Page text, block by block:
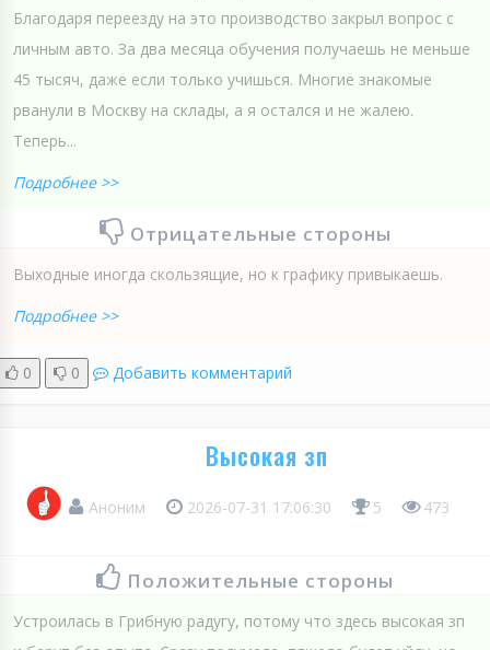
Благодаря переезду на это производство закрыл вопрос с
личным авто. За два месяца обучения получаешь не меньше
45 тысяч, даже если только учишься. Многие знакомые
рванули в Москву на склады, а я остался и не жалею.
Теперь...
Подробнее >>
Отрицательные стороны
Выходные иногда скользящие, но к графику привыкаешь.
Подробнее >>
0 0 Добавить комментарий
Высокая зп
Аноним 2026-07-31 17:06:30 5 473
Положительные стороны
Устроилась в Грибную радугу, потому что здесь высокая зп